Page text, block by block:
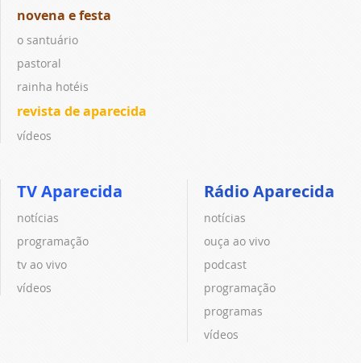
novena e festa
o santuário
pastoral
rainha hotéis
revista de aparecida
vídeos
TV Aparecida
notícias
programação
tv ao vivo
vídeos
Rádio Aparecida
notícias
ouça ao vivo
podcast
programação
programas
vídeos